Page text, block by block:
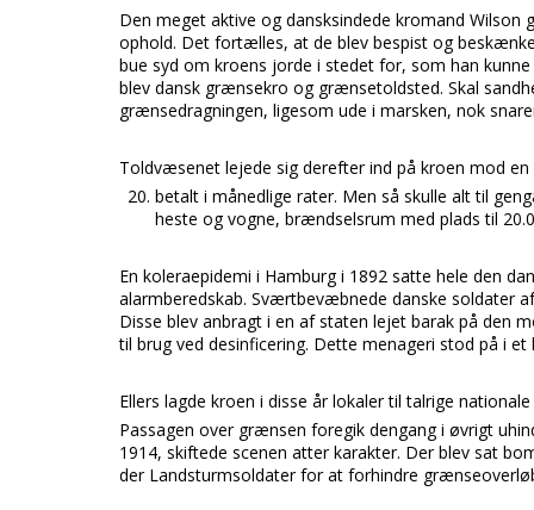
Den meget aktive og dansksindede kromand
ophold. Det fortælles, at de blev bespist og
bue syd om kroens jorde i stedet for, som han
blev dansk grænsekro og grænsetoldsted. Skal
grænsedragningen, ligesom ude i marsken, nok
Toldvæsenet lejede sig derefter ind på kroen mod en
betalt i månedlige rater. Men så skulle alt til
heste og vogne, brændselsrum med plads til
En koleraepidemi i Hamburg i 1892 satte hele den
alarmberedskab. Sværtbevæbnede danske soldater
Disse blev anbragt i en af staten lejet barak på den
til brug ved desinficering. Dette menageri stod på i et
Ellers lagde kroen i disse år lokaler til talrige
Passagen over grænsen foregik dengang i øvrigt
1914, skiftede scenen atter karakter. Der blev sat
der Landsturmsoldater for at forhindre